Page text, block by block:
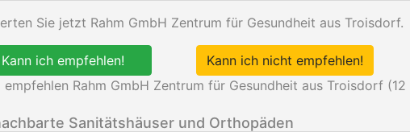
Sie jetzt Rahm GmbH Zentrum für Gesundheit aus Troisdorf.
Kann ich empfehlen!
Kann ich nicht empfehlen!
empfehlen Rahm GmbH Zentrum für Gesundheit aus Troisdorf (12
Sanitätshäuser und Orthopäden